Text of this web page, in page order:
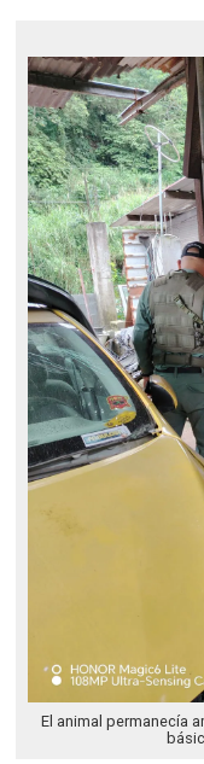
El animal permanecía